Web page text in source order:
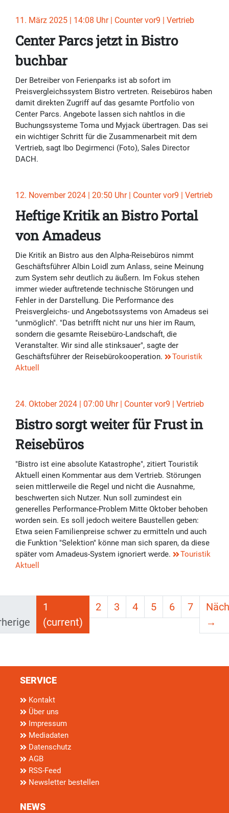
11. März 2025 | 14:08 Uhr | Counter vor9 | Vertrieb
Center Parcs jetzt in Bistro
buchbar
Der Betreiber von Ferienparks ist ab sofort im
Preisvergleichssystem Bistro vertreten. Reisebüros haben
damit direkten Zugriff auf das gesamte Portfolio von
Center Parcs. Angebote lassen sich nahtlos in die
Buchungssysteme Toma und Myjack übertragen. Das sei
ein wichtiger Schritt für die Zusammenarbeit mit dem
Vertrieb, sagt Ibo Degirmenci (Foto), Sales Director
DACH.
12. November 2024 | 20:50 Uhr | Counter vor9 | Vertrieb
Heftige Kritik an Bistro Portal
von Amadeus
Die Kritik an Bistro aus den Alpha-Reisebüros nimmt
Geschäftsführer Albin Loidl zum Anlass, seine Meinung
zum System sehr deutlich zu äußern. Im Fokus stehen
immer wieder auftretende technische Störungen und
Fehler in der Darstellung. Die Performance des
Preisvergleichs- und Angebotssystems von Amadeus sei
"unmöglich". "Das betrifft nicht nur uns hier im Raum,
sondern die gesamte Reisebüro-Landschaft, die
Veranstalter. Wir sind alle stinksauer", sagte der
Geschäftsführer der Reisebürokooperation.
Touristik
Aktuell
24. Oktober 2024 | 07:00 Uhr | Counter vor9 | Vertrieb
Bistro sorgt weiter für Frust in
Reisebüros
"Bistro ist eine absolute Katastrophe", zitiert Touristik
Aktuell einen Kommentar aus dem Vertrieb. Störungen
seien mittlerweile die Regel und nicht die Ausnahme,
beschwerten sich Nutzer. Nun soll zumindest ein
generelles Performance-Problem Mitte Oktober behoben
worden sein. Es soll jedoch weitere Baustellen geben:
Etwa seien Familienpreise schwer zu ermitteln und auch
die Funktion "Selektion" könne man sich sparen, da diese
später vom Amadeus-System ignoriert werde.
Touristik
Aktuell
1
(current)
2 3 4 5 6 7
→
SERVICE
Kontakt
Über uns
Impressum
Mediadaten
Datenschutz
AGB
RSS-Feed
Newsletter bestellen
NEWS